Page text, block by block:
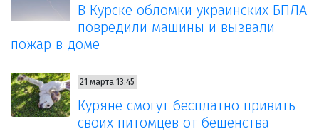
В Курске обломки украинских БПЛА
повредили машины и вызвали
пожар в доме
21 марта 13:45
Куряне смогут бесплатно привить
своих питомцев от бешенства